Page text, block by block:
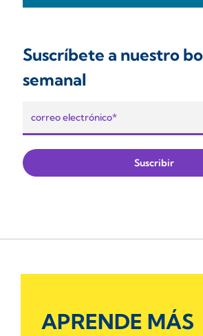
Suscríbete a nuestro
semanal
APRENDE MÁS